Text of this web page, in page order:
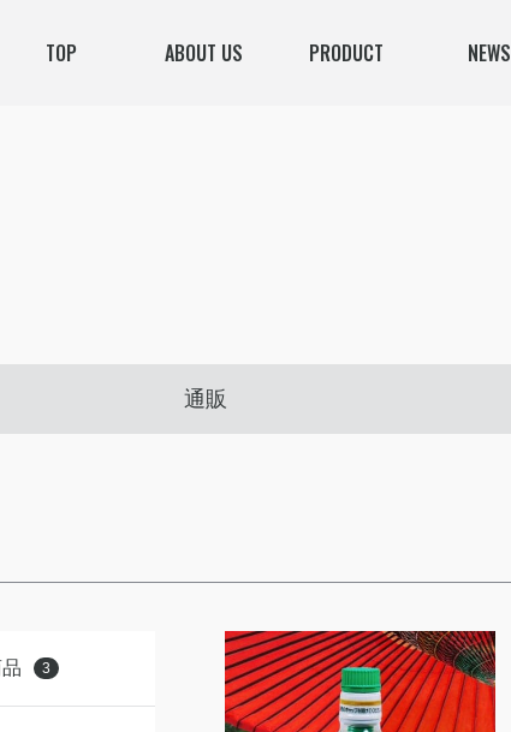
TOP ABOUT US PRODUCT NEWS
通販
3